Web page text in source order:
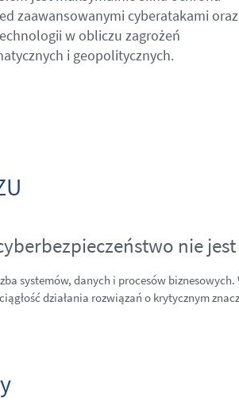
zaawansowanymi cyberatakami oraz
w obliczu zagrożeń
i geopolitycznych.
nie
systemów, danych i procesów
działania rozwiązań o krytycznym